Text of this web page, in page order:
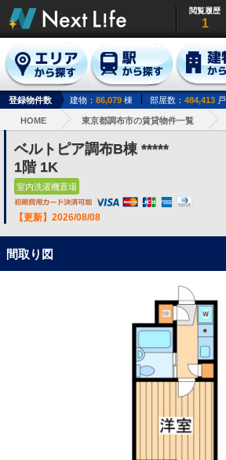
閲覧履歴
1
登録物件数 建物： 86,079 棟 部屋数： 484,413 戸
HOME 東京都調布市の賃貸物件一覧
ベルトピア調布B棟 *****
1階 1K
室内洗濯機置場
【更新】2026/08/08
間取り図